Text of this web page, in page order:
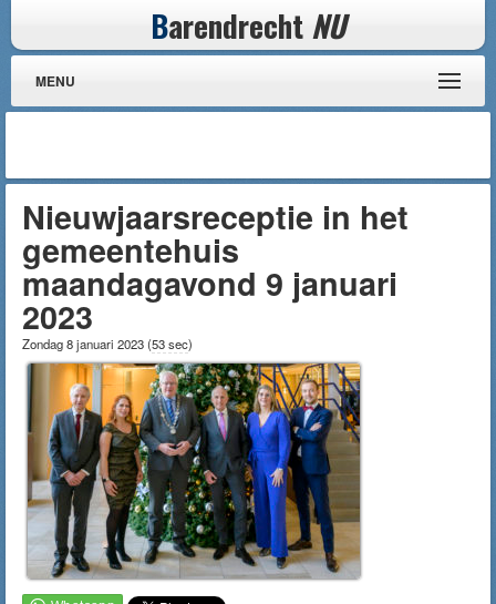
Barendrecht NU
MENU
Nieuwjaarsreceptie in het
gemeentehuis
maandagavond 9 januari
2023
Zondag 8 januari 2023(53 sec)